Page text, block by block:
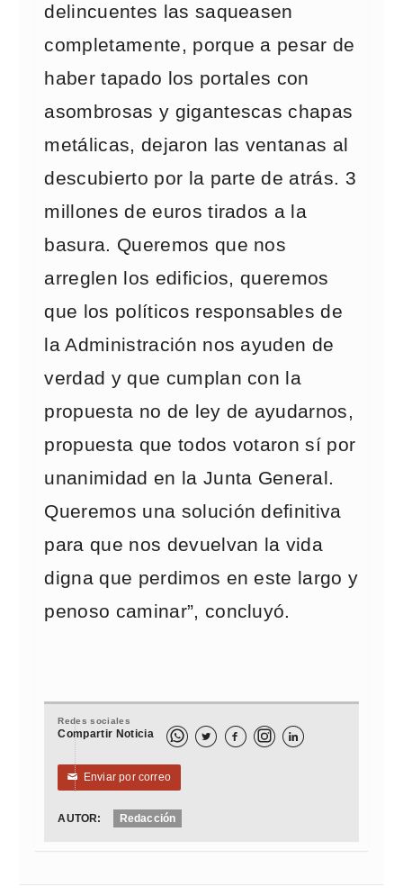
delincuentes las saqueasen
completamente, porque a pesar de
haber tapado los portales con
asombrosas y gigantescas chapas
metálicas, dejaron las ventanas al
descubierto por la parte de atrás. 3
millones de euros tirados a la
basura. Queremos que nos
arreglen los edificios, queremos
que los políticos responsables de
la Administración nos ayuden de
verdad y que cumplan con la
propuesta no de ley de ayudarnos,
propuesta que todos votaron sí por
unanimidad en la Junta General.
Queremos una solución definitiva
para que nos devuelvan la vida
digna que perdimos en este largo y
penoso caminar”, concluyó.
Redes sociales
Compartir Noticia   
✉ Enviar por correo
AUTOR: Redacción